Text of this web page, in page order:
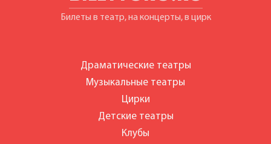
Билеты в театр, на концерты, в цирк
Драматические театры
Музыкальные театры
Цирки
Детские театры
Клубы